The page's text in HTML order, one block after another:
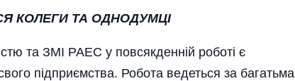
КОЛЕГИ ТА ОДНОДУМЦІ
та ЗМІ РАЕС у повсякденній роботі є
підприємства. Робота ведеться за багатьма